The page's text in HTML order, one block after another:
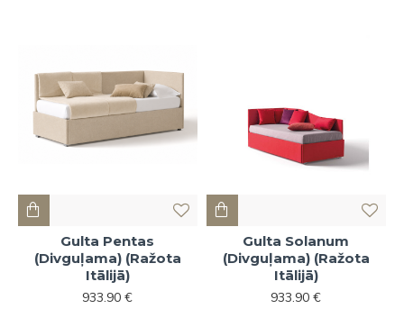
Gulta Pentas
(Divguļama) (Ražota
Itālijā)
933.90 €
Gulta Solanum
(Divguļama) (Ražota
Itālijā)
933.90 €